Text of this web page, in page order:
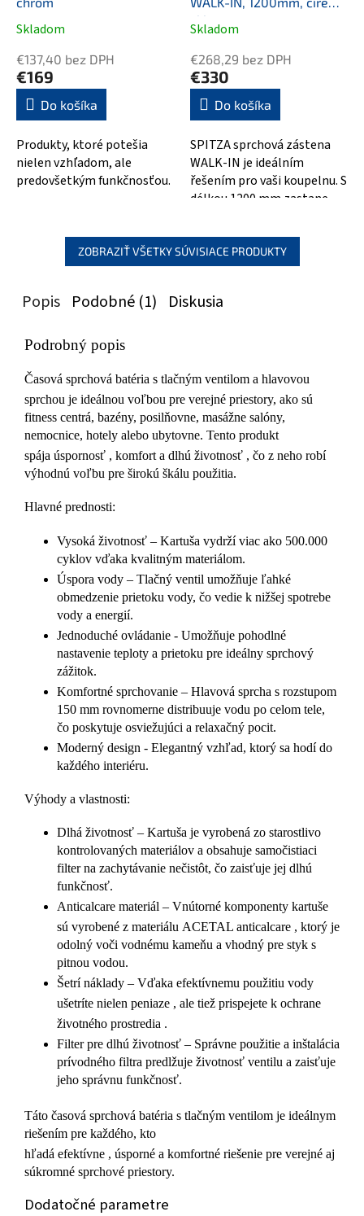
Priemerné
hodnotenie
produktu
je
5,0
z
5
hviezdičiek.
Skladom
€137,40 bez DPH
€169
Do košíka
Produkty, ktoré potešia
nielen vzhľadom, ale
predovšetkým funkčnosťou.
sklo
Priemerné
hodnotenie
produktu
je
5,0
z
5
hviezdičiek.
Skladom
€268,29 bez DPH
€330
Do košíka
SPITZA sprchová zástena
WALK-IN je ideálním
řešením pro vaši koupelnu. S
délkou 1200 mm zastane
zároveň vám...
ZOBRAZIŤ VŠETKY SÚVISIACE PRODUKTY
Popis Podobné (1) Diskusia
Podrobný popis
Časová sprchová batéria s tlačným ventilom a hlavovou
sprchou je ideálnou voľbou pre verejné priestory, ako sú
fitness centrá, bazény, posilňovne, masážne salóny,
nemocnice, hotely alebo ubytovne. Tento produkt
spája úspornosť , komfort a dlhú životnosť , čo z neho robí
výhodnú voľbu pre širokú škálu použitia.
Hlavné prednosti:
Vysoká životnosť – Kartuša vydrží viac ako 500.000
cyklov vďaka kvalitným materiálom.
Úspora vody – Tlačný ventil umožňuje ľahké
obmedzenie prietoku vody, čo vedie k nižšej spotrebe
vody a energií.
Jednoduché ovládanie - Umožňuje pohodlné
nastavenie teploty a prietoku pre ideálny sprchový
zážitok.
Komfortné sprchovanie – Hlavová sprcha s rozstupom
150 mm rovnomerne distribuuje vodu po celom tele,
čo poskytuje osviežujúci a relaxačný pocit.
Moderný design - Elegantný vzhľad, ktorý sa hodí do
každého interiéru.
Výhody a vlastnosti:
Dlhá životnosť – Kartuša je vyrobená zo starostlivo
kontrolovaných materiálov a obsahuje samočistiaci
filter na zachytávanie nečistôt, čo zaisťuje jej dlhú
funkčnosť.
Anticalcare materiál – Vnútorné komponenty kartuše
sú vyrobené z materiálu ACETAL anticalcare , ktorý je
odolný voči vodnému kameňu a vhodný pre styk s
pitnou vodou.
Šetrí náklady – Vďaka efektívnemu použitiu vody
ušetríte nielen peniaze , ale tiež prispejete k ochrane
životného prostredia .
Filter pre dlhú životnosť – Správne použitie a inštalácia
prívodného filtra predlžuje životnosť ventilu a zaisťuje
jeho správnu funkčnosť.
Táto časová sprchová batéria s tlačným ventilom je ideálnym
riešením pre každého, kto
hľadá efektívne , úsporné a komfortné riešenie pre verejné aj
súkromné ​​sprchové priestory.
Dodatočné parametre